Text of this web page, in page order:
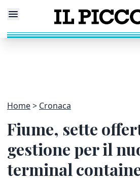
Home Cronaca
Fiume, sette
gestione per il
terminal